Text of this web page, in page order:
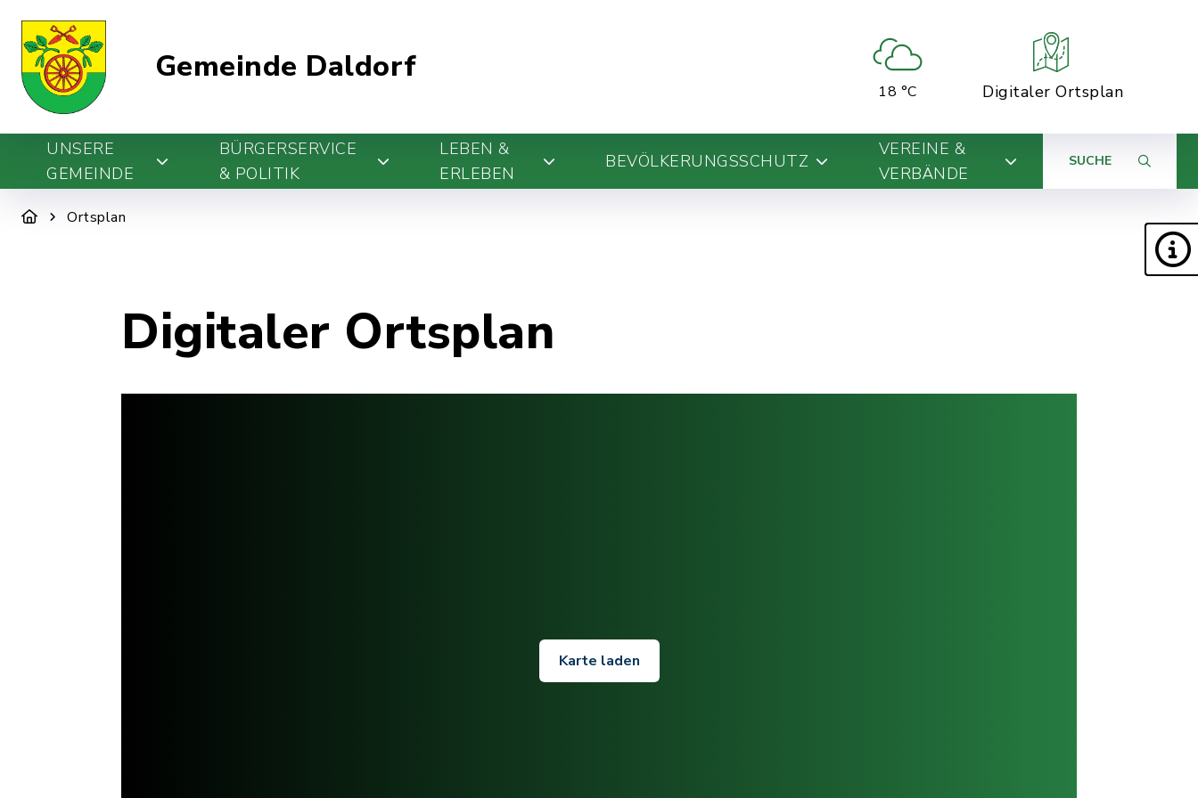
Gemeinde Daldorf
18 °C Digitaler Ortsplan
UNSERE
GEMEINDE
BÜRGERSERVICE
& POLITIK
LEBEN &
ERLEBEN
BEVÖLKERUNGSSCHUTZ
VEREINE &
VERBÄNDE
SUCHE
Ortsplan
Digitaler Ortsplan
Karte laden